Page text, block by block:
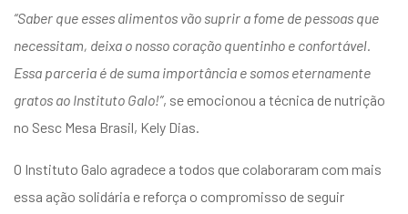
“Saber que esses alimentos vão suprir a fome de pessoas que
necessitam, deixa o nosso coração quentinho e confortável.
Essa parceria é de suma importância e somos eternamente
gratos ao Instituto Galo!”, se emocionou a técnica de nutrição
no Sesc Mesa Brasil, Kely Dias.
O Instituto Galo agradece a todos que colaboraram com mais
essa ação solidária e reforça o compromisso de seguir